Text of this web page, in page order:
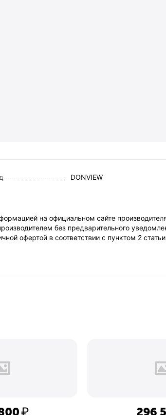
DONVIEW
на официальном сайте
без предварительного
офертой в соответствии с пунктом 2
₽ 296